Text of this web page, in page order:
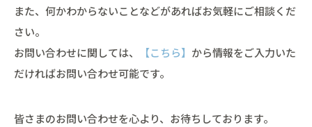
また、何かわからないことなどがあればお気軽にご相談くだ
さい。
お問い合わせに関しては、
【こちら】 から情報をご入力いた
だければお問い合わせ可能です。
皆さまのお問い合わせを心より、お待ちしております。